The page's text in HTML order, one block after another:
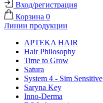
Вход/регистрация
Корзина 0
Линии продукции
APTEKA HAIR
Hair Philosophy
Time to Grow
Satura
System 4 - Sim Sensitive
Saryna Key
Inno-Derma